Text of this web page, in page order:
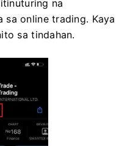
na
sa online trading. Kaya
sa tindahan.